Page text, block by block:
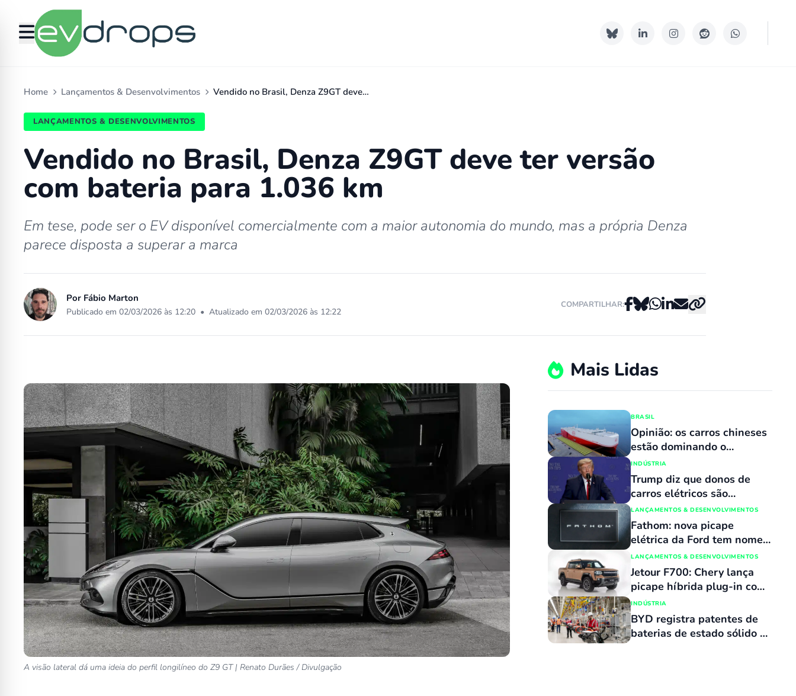
Home Lançamentos & Desenvolvimentos Vendido no Brasil, Denza Z9GT deve…
LANÇAMENTOS & DESENVOLVIMENTOS
Vendido no Brasil, Denza Z9GT deve ter versão
com bateria para 1.036 km
Em tese, pode ser o EV disponível comercialmente com a maior autonomia do mundo, mas a própria Denza
parece disposta a superar a marca
Por Fábio Marton
Publicado em 02/03/2026 às 12:20 • Atualizado em 02/03/2026 às 12:22
COMPARTILHAR:
A visão lateral dá uma ideia do perfil longilíneo do Z9 GT | Renato Durães / Divulgação
Mais Lidas
BRASIL
Opinião: os carros chineses
estão dominando o
mercado porque
simplesmente não têm
concorrentes
INDÚSTRIA
Trump diz que donos de
carros elétricos são
“malucos” e que “têm uma
doença”
LANÇAMENTOS & DESENVOLVIMENTOS
Fathom: nova picape
elétrica da Ford tem nome
revelado e custará o mesmo
que uma Maverick
LANÇAMENTOS & DESENVOLVIMENTOS
Jetour F700: Chery lança
picape híbrida plug-in com
capacidade de atravessar
trechos alagados de até 90
cm
INDÚSTRIA
BYD registra patentes de
baterias de estado sólido e